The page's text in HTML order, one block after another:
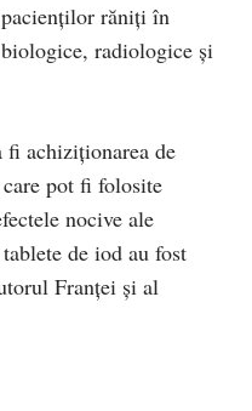
răniţi în
radiologice şi
achiziţionarea de
pot fi folosite
nocive ale
de iod au fost
Franţei şi al